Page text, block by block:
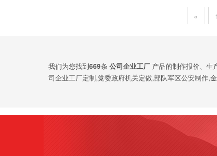
«
我们为您找到669条 公司企业工厂 产品的制作报价、生
司企业工厂定制,党委政府机关定做,部队军区公安制作,